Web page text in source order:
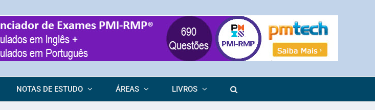
NOTAS DE ESTUDO ÁREAS LIVROS